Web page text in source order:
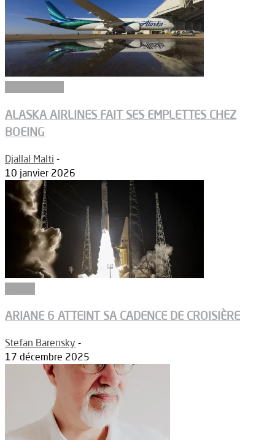
ALASKA AIRLINES FAIT SES EMPLETTES CHEZ
BOEING
Djallal Malti -
10 janvier 2026
ARIANE 6 ATTEINT SA CADENCE DE CROISIÈRE
Stefan Barensky -
17 décembre 2025